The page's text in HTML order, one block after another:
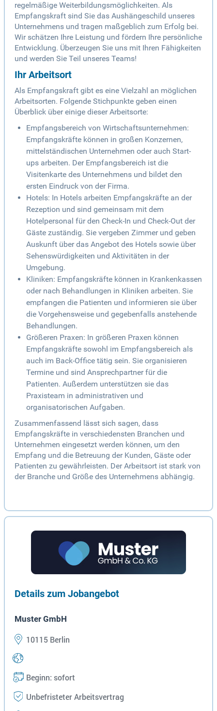
regelmäßige Weiterbildungsmöglichkeiten. Als
Empfangskraft sind Sie das Aushängeschild unseres
Unternehmens und tragen maßgeblich zum Erfolg bei.
Wir schätzen Ihre Leistung und fördern Ihre persönliche
Entwicklung. Überzeugen Sie uns mit Ihren Fähigkeiten
und werden Sie Teil unseres Teams!
Ihr Arbeitsort
Als Empfangskraft gibt es eine Vielzahl an möglichen
Arbeitsorten. Folgende Stichpunkte geben einen
Überblick über einige dieser Arbeitsorte:
Empfangsbereich von Wirtschaftsunternehmen:
Empfangskräfte können in großen Konzernen,
mittelständischen Unternehmen oder auch Start-
ups arbeiten. Der Empfangsbereich ist die
Visitenkarte des Unternehmens und bildet den
ersten Eindruck von der Firma.
Hotels: In Hotels arbeiten Empfangskräfte an der
Rezeption und sind gemeinsam mit dem
Hotelpersonal für den Check-In und Check-Out der
Gäste zuständig. Sie vergeben Zimmer und geben
Auskunft über das Angebot des Hotels sowie über
Sehenswürdigkeiten und Aktivitäten in der
Umgebung.
Kliniken: Empfangskräfte können in Krankenkassen
oder nach Behandlungen in Kliniken arbeiten. Sie
empfangen die Patienten und informieren sie über
die Vorgehensweise und gegebenfalls anstehende
Behandlungen.
Größeren Praxen: In größeren Praxen können
Empfangskräfte sowohl im Empfangsbereich als
auch im Back-Office tätig sein. Sie organisieren
Termine und sind Ansprechpartner für die
Patienten. Außerdem unterstützen sie das
Praxisteam in administrativen und
organisatorischen Aufgaben.
Zusammenfassend lässt sich sagen, dass
Empfangskräfte in verschiedensten Branchen und
Unternehmen eingesetzt werden können, um den
Empfang und die Betreuung der Kunden, Gäste oder
Patienten zu gewährleisten. Der Arbeitsort ist stark von
der Branche und Größe des Unternehmens abhängig.
Details zum Jobangebot
Muster GmbH
10115 Berlin
Beginn: sofort
Unbefristeter Arbeitsvertrag